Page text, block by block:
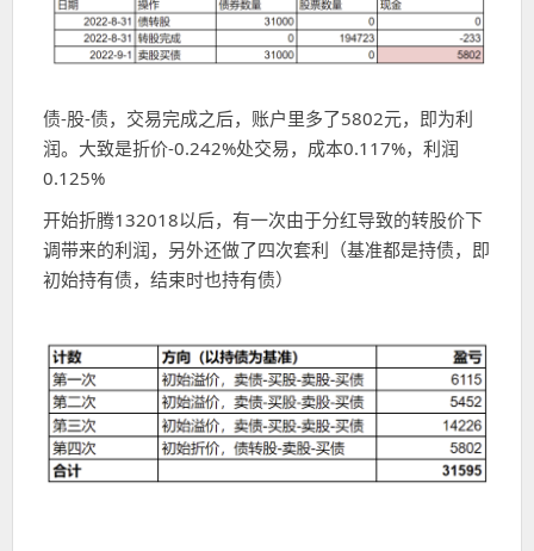
债-股-债，交易完成之后，账户里多了5802元，即为利
润。大致是折价-0.242%处交易，成本0.117%，利润
0.125%
开始折腾132018以后，有一次由于分红导致的转股价下
调带来的利润，另外还做了四次套利（基准都是持债，即
初始持有债，结束时也持有债）